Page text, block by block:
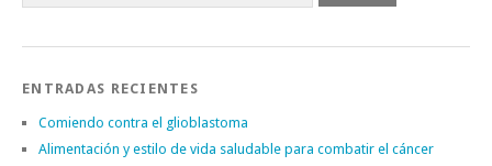
ENTRADAS RECIENTES
Comiendo contra el glioblastoma
Alimentación y estilo de vida saludable para combatir el cáncer